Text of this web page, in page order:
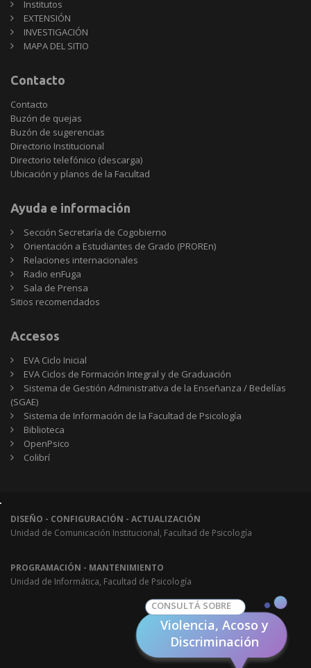
Institutos
EXTENSIÓN
INVESTIGACIÓN
MAPA DEL SITIO
Contacto
Contacto
Buzón de quejas
Buzón de sugerencias
Directorio Institucional
Directorio telefónico (descarga)
Ubicación y planos de la Facultad
Ayuda e información
Sección Secretaría de Cogobierno
Orientación a Estudiantes de Grado (PROREn)
Relaciones internacionales
Radio enFuga
Sala de Prensa
Sitios
Sitios recomendados
Accesos
EVA Ciclo Inicial
EVA Ciclos de Formación Integral y de Graduación
Sistema de Gestión Administrativa de la Enseñanza / Bedelías
(SGAE)
Sistema de Información de la Facultad de Psicología
Biblioteca
OpenPsico
Colibrí
CONSULTÁ SOBRE
Violencia, Acoso y
Discriminación
DISEÑO - CONFIGURACIÓN - ACTUALIZACIÓN
Unidad de Comunicación Institucional, Facultad de Psicología
PROGRAMACIÓN - MANTENIMIENTO
Unidad de Informática, Facultad de Psicología